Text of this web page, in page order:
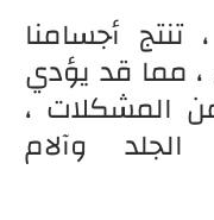
أجسامنا
مما قد يؤدي
المشكلات ،
وآلام